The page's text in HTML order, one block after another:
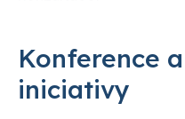
Konference
iniciativy